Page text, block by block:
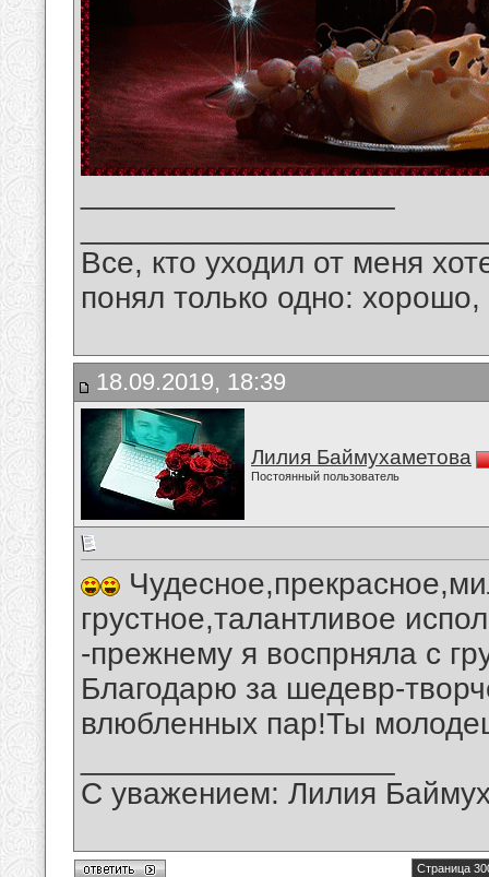
Все, кто уходил от меня
понял только одно:
18.09.2019, 18:39
Лилия Баймухаметова
Постоянный пользователь
грустное,талантливое
-прежнему я воспрняла с
Благодарю за шедевр-
влюбленных пар!Ты
С уважением: Лилия
Страница